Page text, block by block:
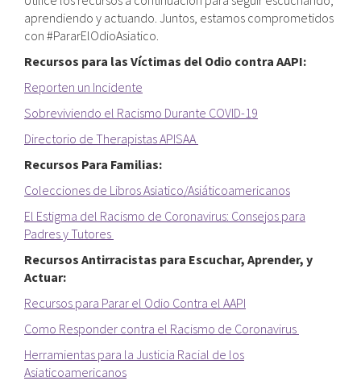
aprendiendo y actuando. Juntos, estamos comprometidos
con #PararElOdioAsiatico.
Recursos para las Víctimas del Odio contra AAPI:
Reporten un Incidente
Sobreviviendo el Racismo Durante COVID-19
Directorio de Therapistas APISAA
Recursos Para Familias:
Colecciones de Libros Asiatico/Asiáticoamericanos
El Estigma del Racismo de Coronavirus: Consejos para
Padres y Tutores
Recursos Antirracistas para Escuchar, Aprender, y
Actuar:
Recursos para Parar el Odio Contra el AAPI
Como Responder contra el Racismo de Coronavirus
Herramientas para la Justicia Racial de los
Asiaticoamericanos